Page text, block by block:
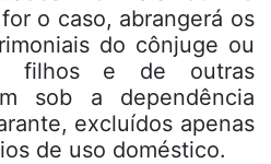
o caso, abrangerá os
do cônjuge ou
filhos e de outras
sob a dependência
excluídos apenas
de uso doméstico.